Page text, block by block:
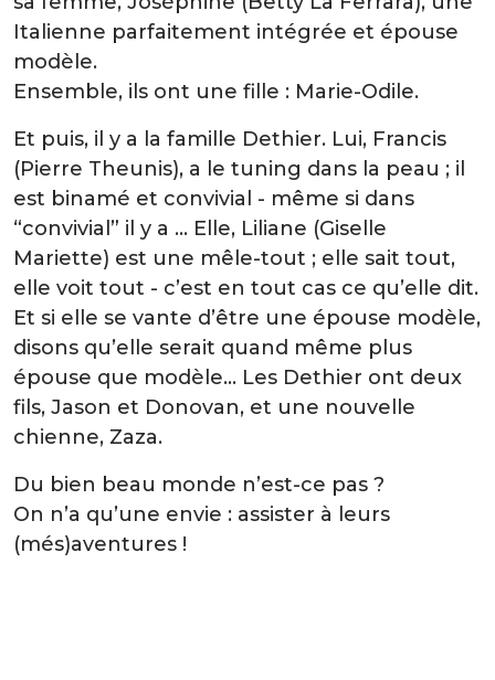
Italienne parfaitement intégrée et épouse
modèle.
Ensemble, ils ont une fille : Marie-Odile.
Et puis, il y a la famille Dethier. Lui, Francis
(Pierre Theunis), a le tuning dans la peau ; il
est binamé et convivial - même si dans
“convivial” il y a … Elle, Liliane (Giselle
Mariette) est une mêle-tout ; elle sait tout,
elle voit tout - c’est en tout cas ce qu’elle dit.
Et si elle se vante d’être une épouse modèle,
disons qu’elle serait quand même plus
épouse que modèle… Les Dethier ont deux
fils, Jason et Donovan, et une nouvelle
chienne, Zaza.
Du bien beau monde n’est-ce pas ?
On n’a qu’une envie : assister à leurs
(més)aventures !